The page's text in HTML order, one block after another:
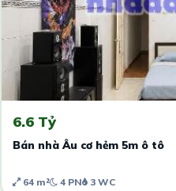
6.6 Tỷ
Bán nhà Âu cơ hẻm 5m ô tô
64 m² 4 PN 3 WC